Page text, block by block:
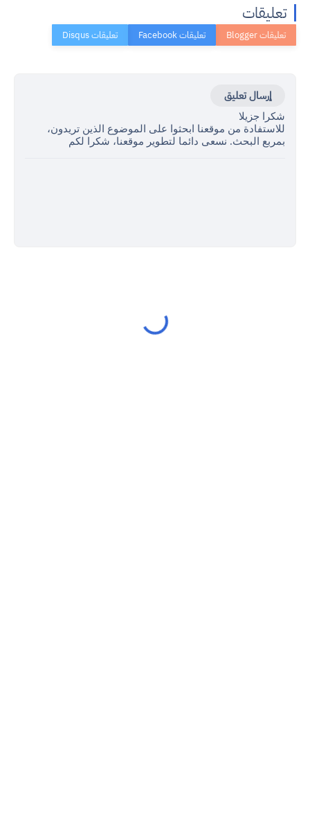
تعليقات
إرسال تعليق
شكرا جزيلا
للاستفادة من موقعنا ابحثوا على الموضوع الذين تريدون،
بمربع البحث. نسعى دائما لتطوير موقعنا، شكرا لكم